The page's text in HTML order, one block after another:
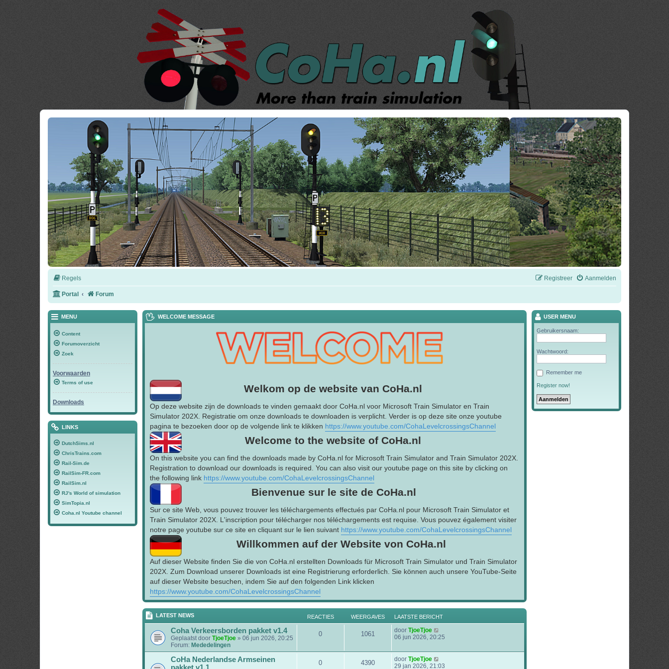
Regels Aanmelden
Registreer
Portal Forum
WELCOME MESSAGE
Welkom op de website van CoHa.nl
Op deze website zijn de downloads te vinden gemaakt door CoHa.nl voor Microsoft Train Simulator en Train
Simulator 202X. Registratie om onze downloads te downloaden is verplicht. Verder is op deze site onze youtube
pagina te bezoeken door op de volgende link te klikken https://www.youtube.com/CohaLevelcrossingsChannel
Welcome to the website of CoHa.nl
On this website you can find the downloads made by CoHa.nl for Microsoft Train Simulator and Train Simulator 202X.
Registration to download our downloads is required. You can also visit our youtube page on this site by clicking on
the following link https://www.youtube.com/CohaLevelcrossingsChannel
Bienvenue sur le site de CoHa.nl
Sur ce site Web, vous pouvez trouver les téléchargements effectués par CoHa.nl pour Microsoft Train Simulator et
Train Simulator 202X. L'inscription pour télécharger nos téléchargements est requise. Vous pouvez également visiter
notre page youtube sur ce site en cliquant sur le lien suivant https://www.youtube.com/CohaLevelcrossingsChannel
Willkommen auf der Website von CoHa.nl
Auf dieser Website finden Sie die von CoHa.nl erstellten Downloads für Microsoft Train Simulator und Train Simulator
202X. Zum Download unserer Downloads ist eine Registrierung erforderlich. Sie können auch unsere YouTube-Seite
auf dieser Website besuchen, indem Sie auf den folgenden Link klicken
https://www.youtube.com/CohaLevelcrossingsChannel
LATEST NEWS REACTIES WEERGAVES LAATSTE BERICHT
Coha Verkeersborden pakket v1.4
Geplaatst door TjoeTjoe » 06 jun 2026, 20:25
Forum: Mededelingen
0 1061 door TjoeTjoe
e
i
k
06 jun 2026, 20:25
CoHa Nederlandse Armseinen
0 4390 door TjoeTjoe
e
29 jan 2026, 21:03
MENU
Content
Forumoverzicht
Zoek
Voorwaarden
Terms of use
Downloads
LINKS
DutchSims.nl
ChrisTrains.com
Rail-Sim.de
RailSim-FR.com
RailSim.nl
RJ's World of simulation
SimTopia.nl
Coha.nl Youtube channel
USER MENU
Gebruikersnaam:
Wachtwoord:
Remember me
Register now!